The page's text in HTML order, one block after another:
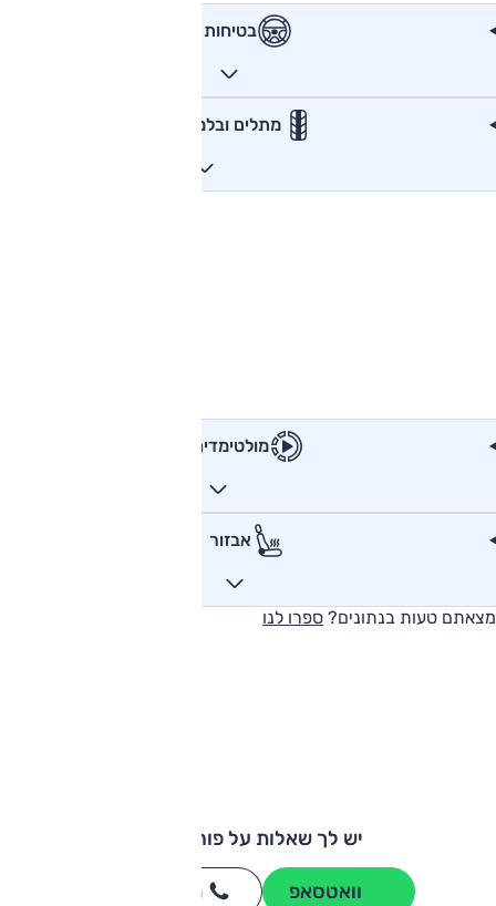
בטיחות
מתלים ובלמים
מולטימדיה
אבזור
מצאתם טעות בנתונים? ספרו לנו
יש לך שאלות על פורד אדג'?
וואטסאפ חייגו